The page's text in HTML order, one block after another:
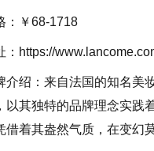
：￥68-1718
：https://
介绍：来自法国的知名美
以其独特的品牌理念实践
借着其盎然气质，在变幻